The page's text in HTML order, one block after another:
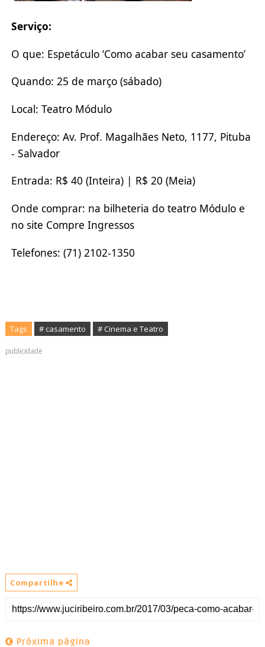
Serviço:
O que: Espetáculo ‘Como acabar seu casamento’
Quando: 25 de março (sábado)
Local: Teatro Módulo
Endereço: Av. Prof. Magalhães Neto, 1177, Pituba
- Salvador
Entrada: R$ 40 (Inteira) | R$ 20 (Meia)
Onde comprar: na bilheteria do teatro Módulo e
no site Compre Ingressos
Telefones: (71) 2102-1350
Tags # casamento # Cinema e Teatro
publicidade
Compartilhe
Próxima página